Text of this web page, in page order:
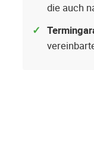
die auch